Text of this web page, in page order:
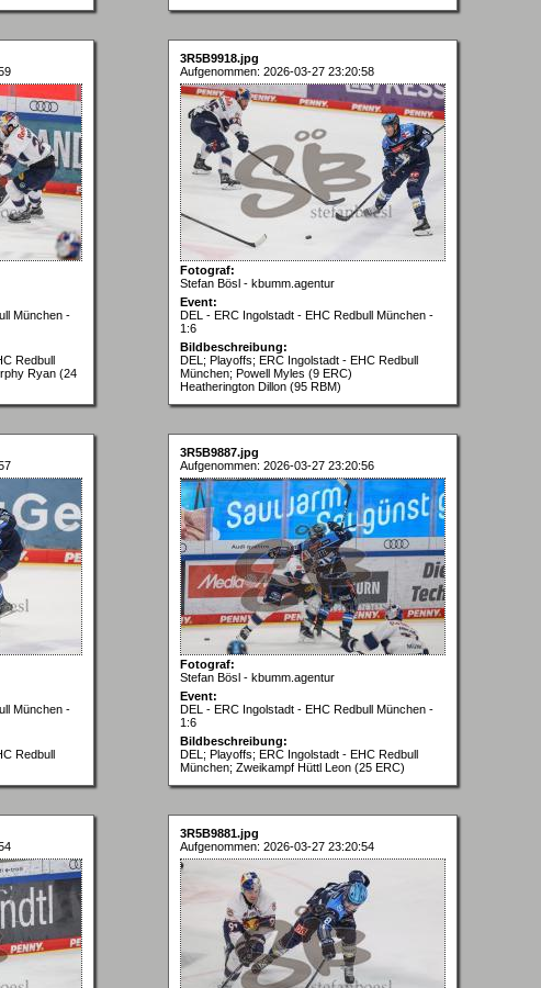
München -
Redbull
Ryan (24
3R5B9918.jpg
Aufgenommen: 2026-03-27 23:20:58
Fotograf:
Stefan Bösl - kbumm.agentur
Event:
DEL - ERC Ingolstadt - EHC Redbull München -
1:6
Bildbeschreibung:
DEL; Playoffs; ERC Ingolstadt - EHC Redbull
München; Powell Myles (9 ERC)
Heatherington Dillon (95 RBM)
München -
Redbull
3R5B9887.jpg
Aufgenommen: 2026-03-27 23:20:56
Fotograf:
Stefan Bösl - kbumm.agentur
Event:
DEL - ERC Ingolstadt - EHC Redbull München -
1:6
Bildbeschreibung:
DEL; Playoffs; ERC Ingolstadt - EHC Redbull
München; Zweikampf Hüttl Leon (25 ERC)
3R5B9881.jpg
Aufgenommen: 2026-03-27 23:20:54